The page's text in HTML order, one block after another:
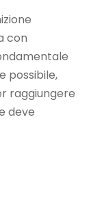
con
possibile,
raggiungere
deve